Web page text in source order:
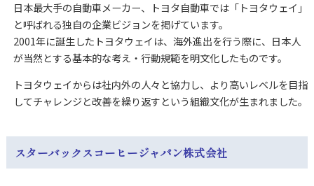
日本最大手の自動車メーカー、トヨタ自動車では「トヨタウェイ」
と呼ばれる独自の企業ビジョンを掲げています。
2001年に誕生したトヨタウェイは、海外進出を行う際に、日本人
が当然とする基本的な考え・行動規範を明文化したものです。
トヨタウェイからは社内外の人々と協力し、より高いレベルを目指
してチャレンジと改善を繰り返すという組織文化が生まれました。
スターバックスコーヒージャパン株式会社